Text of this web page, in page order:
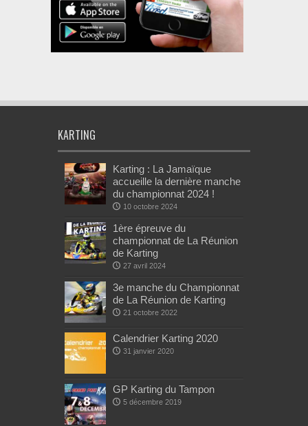
KARTING
Karting : La Jamaïque
accueille la dernière manche
du championnat 2024 !
10 octobre 2024
1ère épreuve du
championnat de La Réunion
de Karting
27 avril 2024
3e manche du Championnat
de La Réunion de Karting
21 octobre 2022
Calendrier Karting 2020
31 janvier 2020
GP Karting du Tampon
5 décembre 2019